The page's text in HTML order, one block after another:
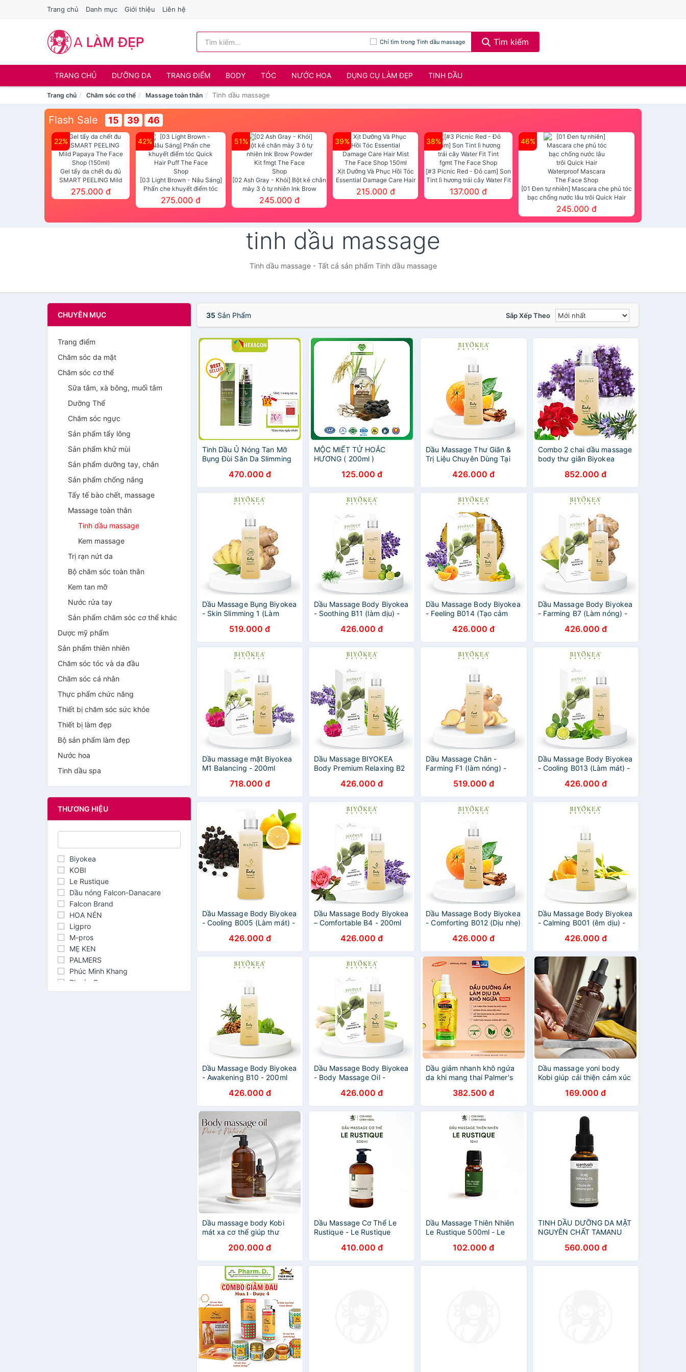
Trang chủ Danh mục Giới thiệu Liên hệ
Chỉ tìm trong Tinh dầu massage Tìm kiếm
TRANG CHỦ DƯỠNG DA TRANG ĐIỂM BODY TÓC NƯỚC HOA DỤNG CỤ LÀM ĐẸP TINH DẦU
Trang chủ Chăm sóc cơ thể Massage toàn thân Tinh dầu massage
Flash Sale 15 39 45
22%
Gel tẩy da chết đu đủ
SMART PEELING Mild
Papaya The Face Shop
(150ml)
275.000 đ
42%
[03 Light Brown - Nâu Sáng]
Phấn che khuyết điểm tóc
Quick Hair Puff The Face Shop
275.000 đ
51%
[02 Ash Gray - Khói] Bột kẻ chân
mày 3 ô tự nhiên Ink Brow
Powder Kit fmgt The Face Shop
245.000 đ
39%
Xịt Dưỡng Và Phục Hồi Tóc
Essential Damage Care Hair
Mist The Face Shop 150ml
215.000 đ
38%
[#3 Picnic Red - Đỏ cam] Son
Tint lì hương trái cây Water Fit
Tint fgmt The Face Shop
137.000 đ
46%
[01 Đen tự nhiên] Mascara che phủ tóc
bạc chống nước lâu trôi Quick Hair
Waterproof Mascara The Face Shop
245.000 đ
tinh dầu massage
Tinh dầu massage - Tất cả sản phẩm Tinh dầu massage
CHUYÊN MỤC
Trang điểm
Chăm sóc da mặt
Chăm sóc cơ thể
Sữa tắm, xà bông, muối tắm
Dưỡng Thể
Chăm sóc ngực
Sản phẩm tẩy lông
Sản phẩm khử mùi
Sản phẩm dưỡng tay, chân
Sản phẩm chống nắng
Tẩy tế bào chết, massage
Massage toàn thân
Tinh dầu massage
Kem massage
Trị rạn nứt da
Bộ chăm sóc toàn thân
Kem tan mỡ
Nước rửa tay
Sản phẩm chăm sóc cơ thể khác
Dược mỹ phẩm
Sản phẩm thiên nhiên
Chăm sóc tóc và da đầu
Chăm sóc cá nhân
Thực phẩm chức năng
Thiết bị chăm sóc sức khỏe
Thiết bị làm đẹp
Bộ sản phẩm làm đẹp
Nước hoa
Tinh dầu spa
THƯƠNG HIỆU
Biyokea
KOBI
Le Rustique
Dầu nóng Falcon-Danacare
Falcon Brand
HOA NÉN
Ligpro
M-pros
MẸ KEN
PALMERS
Phúc Minh Khang
Phước Quy
Purie
35 Sản Phẩm Sắp Xếp Theo
Tinh Dầu Ủ Nóng Tan Mỡ
Bụng Đùi Săn Da Slimming
470.000 đ
MỘC MIẾT TỬ HOẮC
HƯƠNG ( 200ml )
125.000 đ
Dầu Massage Thư Giãn &
Trị Liệu Chuyên Dùng Tại
Biyokea_ Loại 200ml Sản
Phẩm Đạt Chuẩn cGMP, ISO
426.000 đ
Combo 2 chai dầu massage
body thư giãn Biyokea
852.000 đ
Dầu Massage Bụng Biyokea
- Skin Slimming 1 (Làm
519.000 đ
Dầu Massage Body Biyokea
- Soothing B11 (làm dịu) -
426.000 đ
Dầu Massage Body Biyokea
- Feeling B014 (Tạo cảm
426.000 đ
Dầu Massage Body Biyokea
- Farming B7 (Làm nóng) -
426.000 đ
Dầu massage mặt Biyokea
M1 Balancing - 200ml
718.000 đ
Dầu Massage BIYOKEA
Body Premium Relaxing B2
426.000 đ
Dầu Massage Chân -
Farming F1 (làm nóng) -
519.000 đ
Dầu Massage Body Biyokea
- Cooling B013 (Làm mát) -
426.000 đ
Dầu Massage Body Biyokea
- Cooling B005 (Làm mát) -
426.000 đ
Dầu Massage Body Biyokea
– Comfortable B4 - 200ml
426.000 đ
Dầu Massage Body Biyokea
- Comforting B012 (Dịu nhẹ)
426.000 đ
Dầu Massage Body Biyokea
- Calming B001 (êm dịu) -
426.000 đ
Dầu Massage Body Biyokea
- Awakening B10 - 200ml
426.000 đ
Dầu Massage Body Biyokea
- Body Massage Oil -
426.000 đ
Dầu giảm nhanh khô ngứa
da khi mang thai Palmer's
382.500 đ
Dầu massage yoni body
Kobi giúp cải thiện cảm xúc
169.000 đ
Dầu massage body Kobi
mát xa cơ thể giúp thư
căng thẳng, mệt mỏi hiệu
quả
200.000 đ
Dầu Massage Cơ Thể Le
Rustique - Le Rustique
410.000 đ
Dầu Massage Thiên Nhiên
Le Rustique 500ml - Le
Oil 500ml102.000 đ
TINH DẦU DƯỠNG DA MẶT
NGUYÊN CHẤT TAMANU
TAMANU OIL 30ML
560.000 đ